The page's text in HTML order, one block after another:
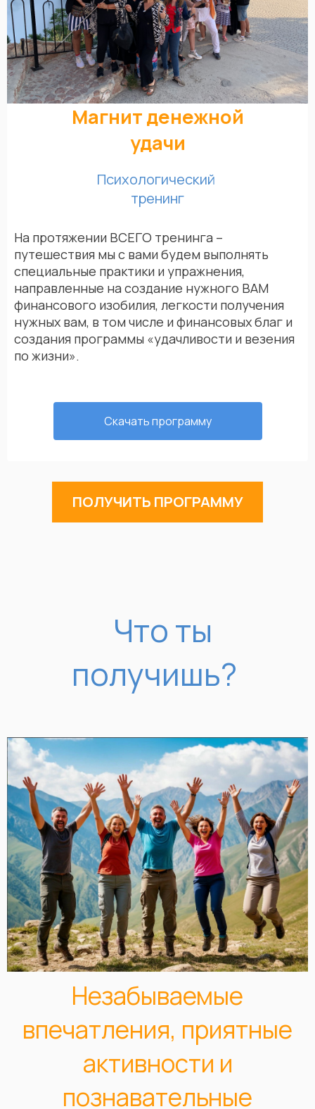
Магнит денежной
удачи
Психологический
тренинг
На протяжении ВСЕГО тренинга –
путешествия мы с вами будем выполнять
специальные практики и упражнения,
направленные на создание нужного ВАМ
финансового изобилия, легкости получения
нужных вам, в том числе и финансовых благ и
создания программы «удачливости и везения
по жизни».
Скачать программу
ПОЛУЧИТЬ ПРОГРАММУ
Что ты
получишь?
Незабываемые
впечатления, приятные
активности и
познавательные